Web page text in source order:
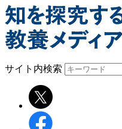
サイト内検索